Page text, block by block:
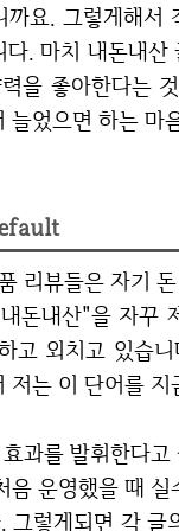
요. 그렇게해서
. 마치 내돈내
을 좋아한다는
늘었으면 하는 마
돈내산"을 자꾸
고 외치고 있습
저는 이 단어를
음 운영했을 때
그렇게되면 각